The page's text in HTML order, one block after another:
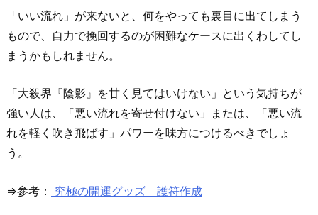
「いい流れ」が来ないと、何をやっても裏目に出てしまう
もので、自力で挽回するのが困難なケースに出くわしてし
まうかもしれません。
「大殺界『陰影』を甘く見てはいけない」という気持ちが
強い人は、「悪い流れを寄せ付けない」または、「悪い流
れを軽く吹き飛ばす」パワーを味方につけるべきでしょ
う。
⇒参考： 究極の開運グッズ 護符作成